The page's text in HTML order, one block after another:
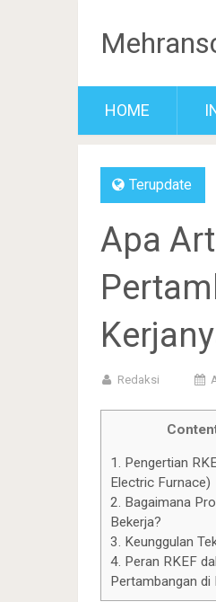
HOME
Terupdate
Apa
Redaksi
1. Pengertian
Electric Furnace)
2. Bagaimana
Bekerja?
3. Keunggulan
4. Peran RKEF
Pertambangan di